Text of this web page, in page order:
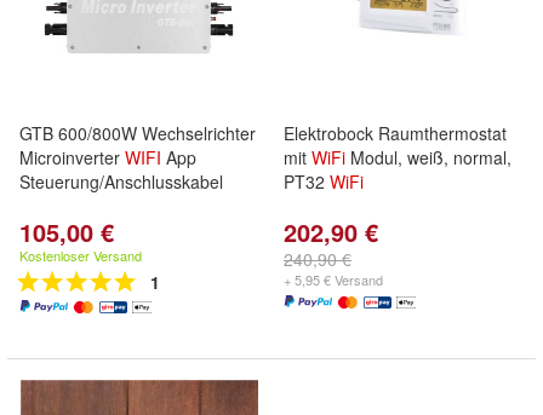
GTB 600/800W Wechselrichter
Microinverter WIFI App
Steuerung/Anschlusskabel
105,00 €
Kostenloser Versand
1
Elektrobock Raumthermostat
mit WiFi Modul, weiß, normal,
PT32 WiFi
202,90 €
240,90 €
+ 5,95 € Versand